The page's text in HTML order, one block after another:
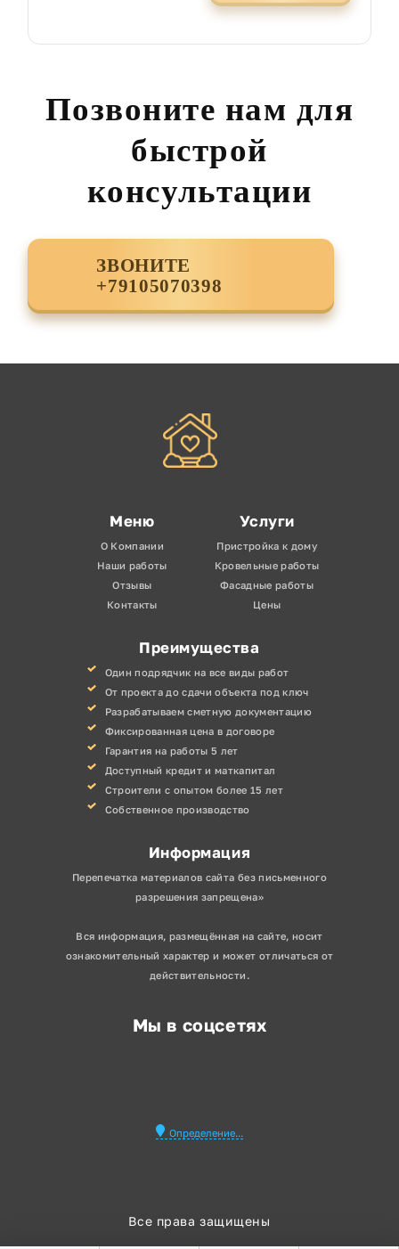
Позвоните нам для
быстрой
консультации
ЗВОНИТЕ
+79105070398
Мы в соцсетях
Определение...
Меню
О Компании
Наши работы
Отзывы
Контакты
Услуги
Пристройка к дому
Кровельные работы
Фасадные работы
Цены
Преимущества
Один подрядчик на все виды работ
От проекта до сдачи объекта под ключ
Разрабатываем сметную документацию
Фиксированная цена в договоре
Гарантия на работы 5 лет
Доступный кредит и маткапитал
Строители с опытом более 15 лет
Собственное производство
Информация
Перепечатка материалов сайта без письменного
разрешения запрещена»
Вся информация, размещённая на сайте, носит
ознакомительный характер и может отличаться от
действительности.
Все права защищены